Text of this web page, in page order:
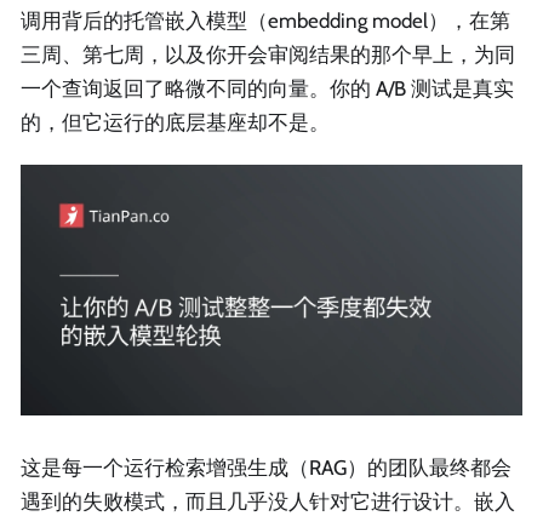
调用背后的托管嵌入模型（embedding model），在第
三周、第七周，以及你开会审阅结果的那个早上，为同
一个查询返回了略微不同的向量。你的 A/B 测试是真实
的，但它运行的底层基座却不是。
这是每一个运行检索增强生成（RAG）的团队最终都会
遇到的失败模式，而且几乎没人针对它进行设计。嵌入